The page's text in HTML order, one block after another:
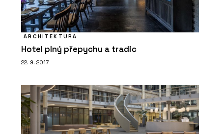
ARCHITEKTURA
Hotel plný přepychu a tradic
22. 9. 2017